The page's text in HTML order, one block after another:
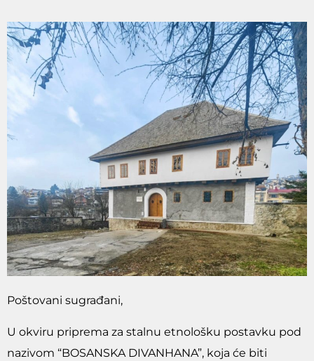
Poštovani sugrađani,
U okviru priprema za stalnu etnološku postavku pod
nazivom “BOSANSKA DIVANHANA”, koja će biti